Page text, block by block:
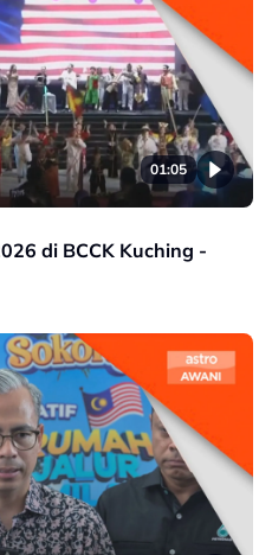
01:05
di BCCK Kuching -